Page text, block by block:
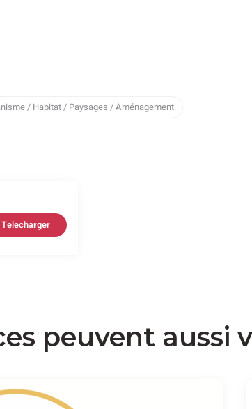
/ Habitat / Paysages / Aménagement
Telecharger
peuvent aussi